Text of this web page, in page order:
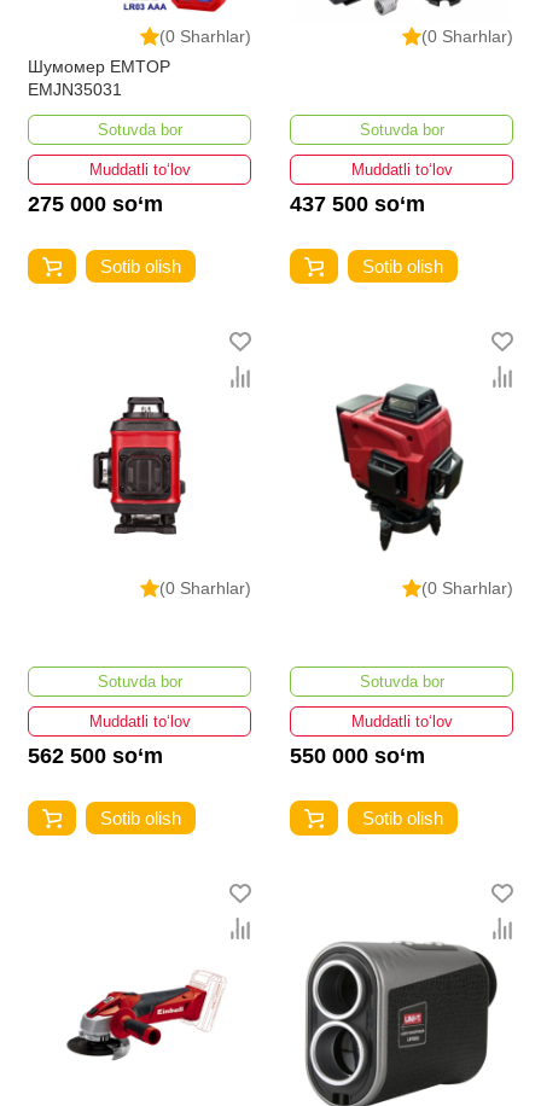
(0 Sharhlar)
Шумомер EMTOP
EMJN35031
Sotuvda bor
Muddatli to‘lov
275 000 so‘m
Sotib olish
(0 Sharhlar)
Sotuvda bor
Muddatli to‘lov
437 500 so‘m
Sotib olish
(0 Sharhlar)
Sotuvda bor
Muddatli to‘lov
562 500 so‘m
Sotib olish
(0 Sharhlar)
Sotuvda bor
Muddatli to‘lov
550 000 so‘m
Sotib olish